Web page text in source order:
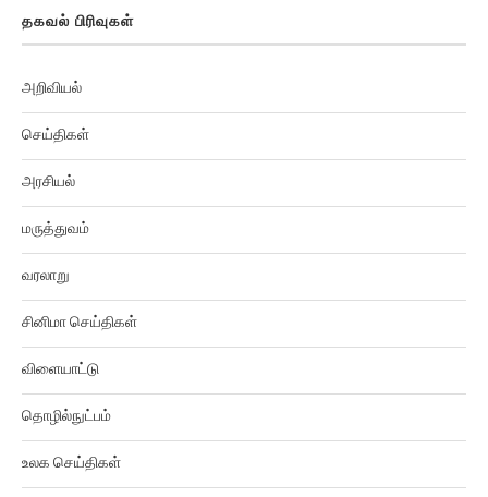
செய்திகள்
அரசியல்
மருத்துவம்
வரலாறு
சினிமா செய்திகள்
விளையாட்டு
தொழில்நுட்பம்
உலக செய்திகள்
ஆன்மிகம்